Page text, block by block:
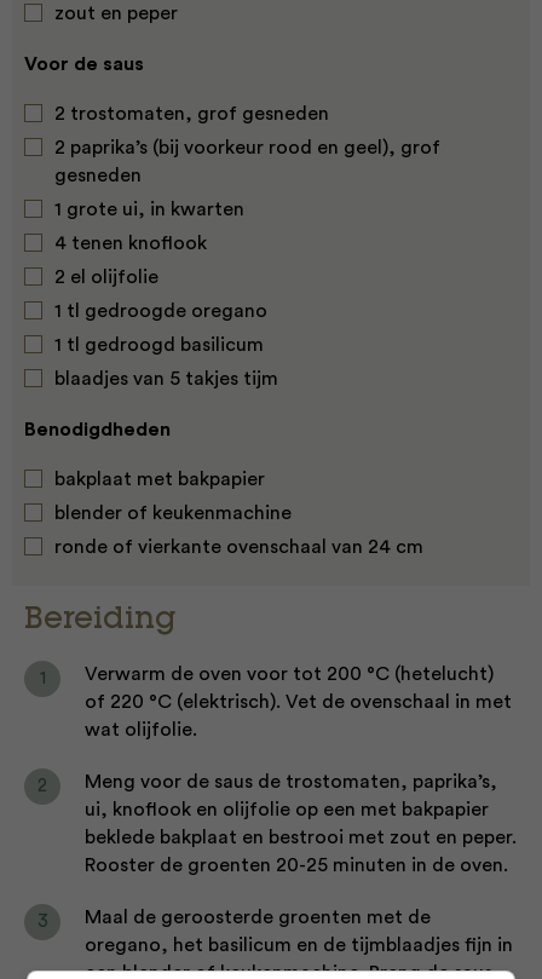
zout en peper
Voor de saus
2 trostomaten, grof gesneden
2 paprika’s (bij voorkeur rood en geel), grof
gesneden
1 grote ui, in kwarten
4 tenen knoflook
2 el olijfolie
1 tl gedroogde oregano
1 tl gedroogd basilicum
blaadjes van 5 takjes tijm
Benodigdheden
bakplaat met bakpapier
blender of keukenmachine
ronde of vierkante ovenschaal van 24 cm
Bereiding
Verwarm de oven voor tot 200 °C (hetelucht)
of 220 °C (elektrisch). Vet de ovenschaal in met
wat olijfolie.
Meng voor de saus de trostomaten, paprika’s,
ui, knoflook en olijfolie op een met bakpapier
beklede bakplaat en bestrooi met zout en peper.
Rooster de groenten 20-25 minuten in de oven.
Maal de geroosterde groenten met de
oregano, het basilicum en de tijmblaadjes fijn in
een blender of keukenmachine. Breng de saus